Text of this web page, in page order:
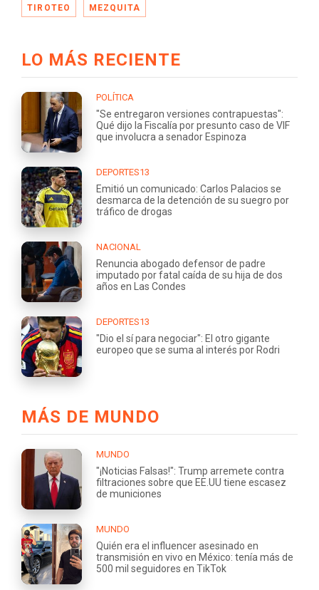
TIROTEO MEZQUITA
LO MÁS RECIENTE
POLÍTICA
"Se entregaron versiones contrapuestas":
Qué dijo la Fiscalía por presunto caso de VIF
que involucra a senador Espinoza
DEPORTES13
Emitió un comunicado: Carlos Palacios se
desmarca de la detención de su suegro por
tráfico de drogas
NACIONAL
Renuncia abogado defensor de padre
imputado por fatal caída de su hija de dos
años en Las Condes
DEPORTES13
"Dio el sí para negociar": El otro gigante
europeo que se suma al interés por Rodri
MÁS DE MUNDO
MUNDO
"¡Noticias Falsas!": Trump arremete contra
filtraciones sobre que EE.UU tiene escasez
de municiones
MUNDO
Quién era el influencer asesinado en
transmisión en vivo en México: tenía más de
500 mil seguidores en TikTok